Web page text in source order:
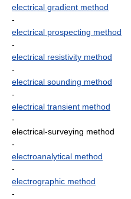
electrical gradient method
-
electrical prospecting method
-
electrical resistivity method
-
electrical sounding method
-
electrical transient method
-
electrical-surveying method
-
electroanalytical method
-
electrographic method
-